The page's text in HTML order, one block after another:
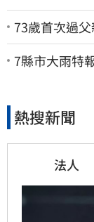
73歲首次過
今天好多人來
7縣市大雨特
熱搜新聞
法人